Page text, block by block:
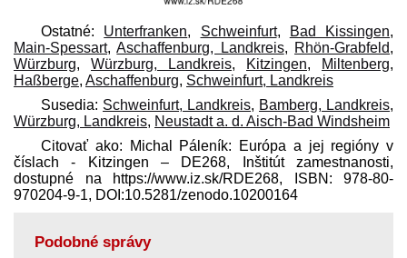
Ostatné: Unterfranken, Schweinfurt, Bad Kissingen,
Main-Spessart,Aschaffenburg, Landkreis, Rhön-Grabfeld,
Würzburg, Würzburg, Landkreis, Kitzingen, Miltenberg,
Haßberge, Aschaffenburg, Schweinfurt, Landkreis
Susedia: Schweinfurt, Landkreis, Bamberg, Landkreis,
Würzburg, Landkreis, Neustadt a. d. Aisch-Bad Windsheim
Citovať ako: Michal Páleník: Európa a jej regióny v
číslach - Kitzingen – DE268, Inštitút zamestnanosti,
dostupné na https://www.iz.sk/​RDE268, ISBN: 978-80-
970204-9-1, DOI:10.5281/zenodo.10200164
Podobné správy